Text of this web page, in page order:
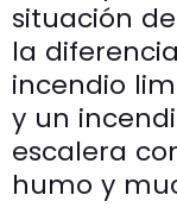
situación
la
incendio
y un
escalera
humo y